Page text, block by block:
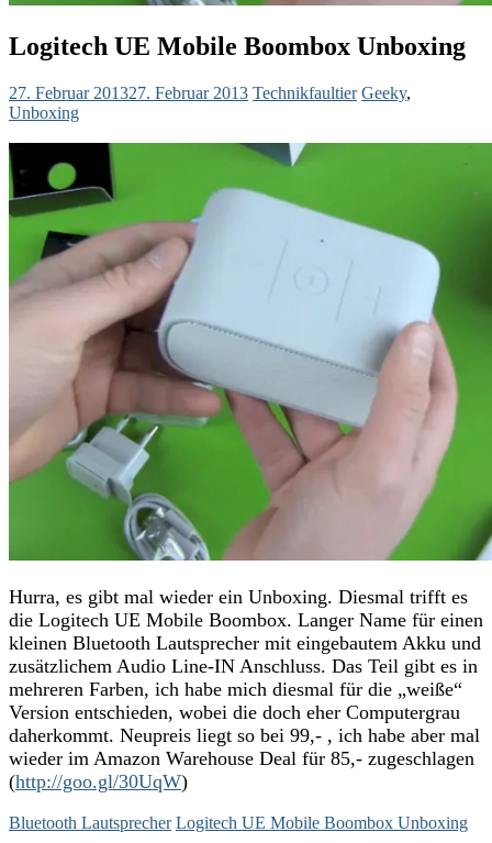
Logitech UE Mobile Boombox Unboxing
27. Februar 201327. Februar 2013 Technikfaultier Geeky,
Unboxing
Hurra, es gibt mal wieder ein Unboxing. Diesmal trifft es
die Logitech UE Mobile Boombox. Langer Name für einen
kleinen Bluetooth Lautsprecher mit eingebautem Akku und
zusätzlichem Audio Line-IN Anschluss. Das Teil gibt es in
mehreren Farben, ich habe mich diesmal für die „weiße“
Version entschieden, wobei die doch eher Computergrau
daherkommt. Neupreis liegt so bei 99,- , ich habe aber mal
wieder im Amazon Warehouse Deal für 85,- zugeschlagen
(http://goo.gl/30UqW)
Bluetooth Lautsprecher Logitech UE Mobile Boombox Unboxing